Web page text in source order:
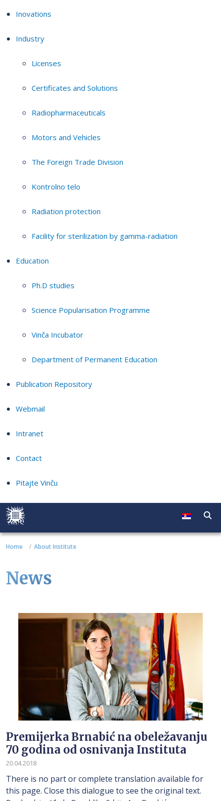
Inovations
Industry
Licenses
Certificates and Solutions
Radiopharmaceuticals
Motors and Vehicles
The Foreign Trade Division
Kontrolno telo
Radiation protection
Facility for sterilization by gamma-radiation
Education
Ph.D studies
Science Popularisation Programme
Vinča Incubator
Department of Permanent Education
Publication Repository
Webmail
Intranet
Contact
Pitajte Vinču
Home About Institute
News
Premijerka Brnabić na obeležavanju
70 godina od osnivanja Instituta
20.04.2018
There is no part or complete translation available for
this page. Close this dialogue to see the original text.